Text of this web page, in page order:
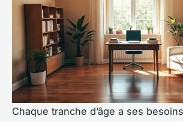
Chaque tranche d’âge a ses